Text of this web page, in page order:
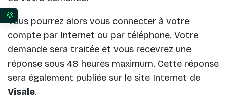
Vous pourrez alors vous connecter à votre
compte par Internet ou par téléphone. Votre
demande sera traitée et vous recevrez une
réponse sous 48 heures maximum. Cette réponse
sera également publiée sur le site Internet de
Visale.
Vos préférences en matière de consentement